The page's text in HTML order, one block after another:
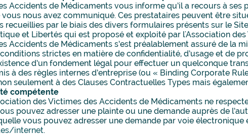
Accidents de Médicaments vous informe qu’il a recours à
nous avez communiqué. Ces prestataires peuvent être
recueillies par le biais des divers formulaires présents sur le
et Libertés qui est proposé et exploité par l'Association
Accidents de Médicaments s’est préalablement assuré de la
strictes en matière de confidentialité, d’usage et de
d’un fondement légal pour effectuer un quelconque
à des règles internes d’entreprise (ou « Binding Corporate
seulement à des Clauses Contractuelles Types mais
compétente
des Victimes des Accidents de Médicaments ne
pouvez adresser une plainte ou une demande auprès de
vous pouvez adresser une demande par voie électronique
internet.